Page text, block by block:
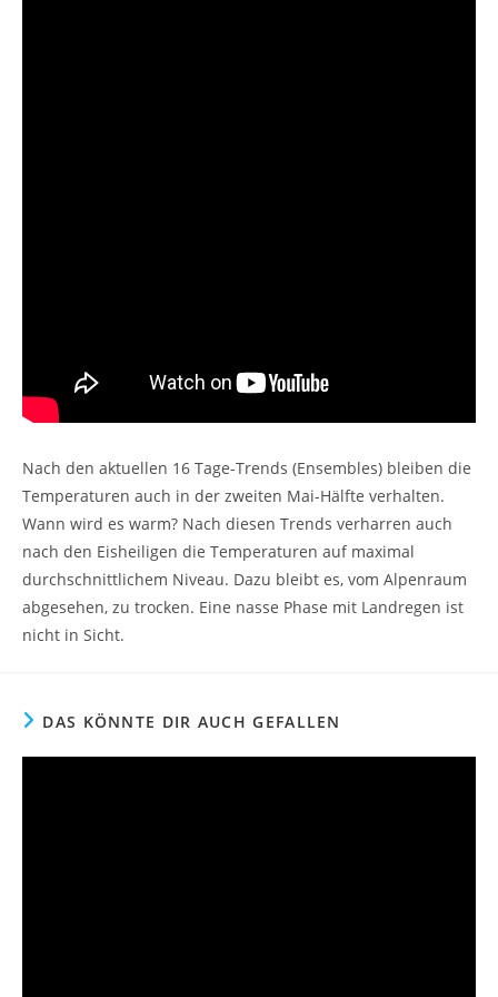
Nach den aktuellen 16 Tage-Trends (Ensembles) bleiben die
Temperaturen auch in der zweiten Mai-Hälfte verhalten.
Wann wird es warm? Nach diesen Trends verharren auch
nach den Eisheiligen die Temperaturen auf maximal
durchschnittlichem Niveau. Dazu bleibt es, vom Alpenraum
abgesehen, zu trocken. Eine nasse Phase mit Landregen ist
nicht in Sicht.
DAS KÖNNTE DIR AUCH GEFALLEN